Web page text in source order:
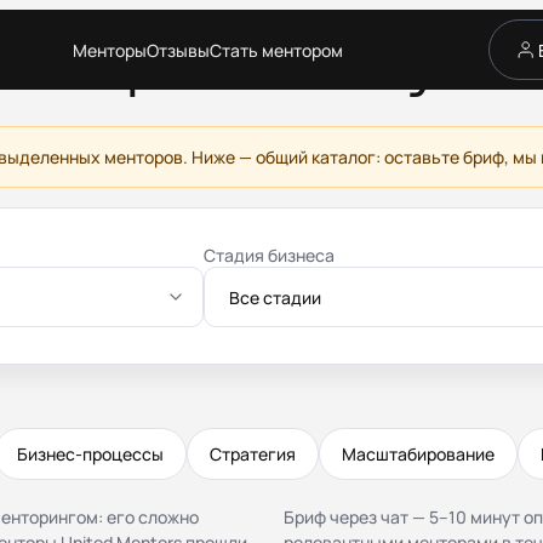
МенторыОтзывыСтать ментором
по найму
менторов. Ниже — общий каталог: оставьте бриф,
Стадия бизнеса
Все стадии
Бизнес-процессы Стратегия Масштабирование
его сложно
Бриф через чат — 5–10 минут
Сервис
Отзывы
Стать ментором
Благотворительность
Журнал